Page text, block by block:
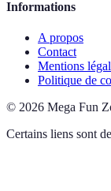
Informations
A propos
Contact
Mentions
Politique de
© 2026 Mega Fun
Certains liens sont